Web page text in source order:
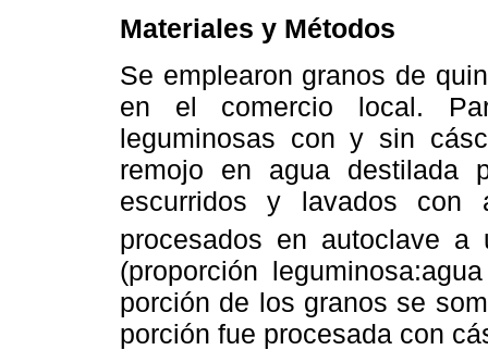
Materiales y Métodos
Se emplearon granos de
en el comercio local.
leguminosas con y sin
remojo en agua destilada
escurridos y lavados con
procesados en autoclave a
(proporción
porción de los granos se
porción fue procesada con